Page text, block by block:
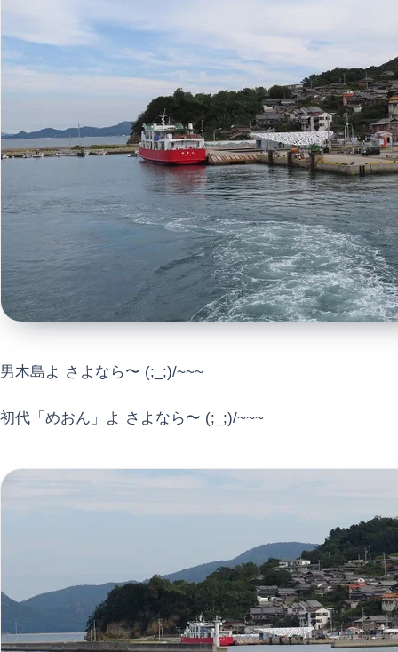
男木島よ さよなら〜 (;_;)/~~~
初代「めおん」よ さよなら〜 (;_;)/~~~